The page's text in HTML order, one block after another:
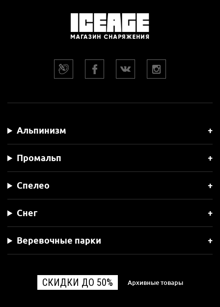
Альпинизм
Промальп
Спелео
Снег
Веревочные парки
СКИДКИ ДО 50% Архивные товары